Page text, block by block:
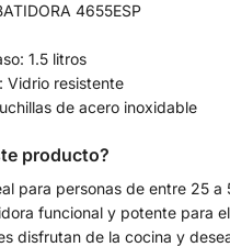
4655ESP
1.5 litros
Vidrio resistente
de acero inoxidable
producto?
para personas de entre 25 a
funcional y potente para
disfrutan de la cocina y